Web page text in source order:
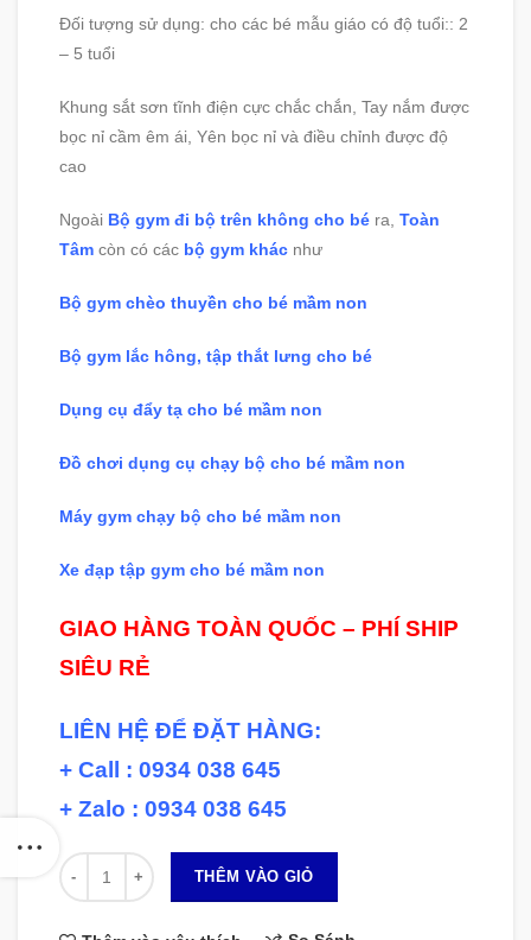
Đối tượng sử dụng: cho các bé mẫu giáo có độ tuổi:: 2
– 5 tuổi
Khung sắt sơn tĩnh điện cực chắc chắn, Tay nắm được
bọc nỉ cầm êm ái, Yên bọc nỉ và điều chỉnh được độ
cao
Ngoài Bộ gym đi bộ trên không cho bé ra, Toàn
Tâm còn có các bộ gym khác như
Bộ gym chèo thuyền cho bé mầm non
Bộ gym lắc hông, tập thắt lưng cho bé
Dụng cụ đẩy tạ cho bé mầm non
Đồ chơi dụng cụ chạy bộ cho bé mầm non
Máy gym chạy bộ cho bé mầm non
Xe đạp tập gym cho bé mầm non
GIAO HÀNG TOÀN QUỐC – PHÍ SHIP
SIÊU RẺ
LIÊN HỆ ĐỂ ĐẶT HÀNG:
+ Call : 0934 038 645
+ Zalo : 0934 038 645
Số lượng
THÊM VÀO GIỎ